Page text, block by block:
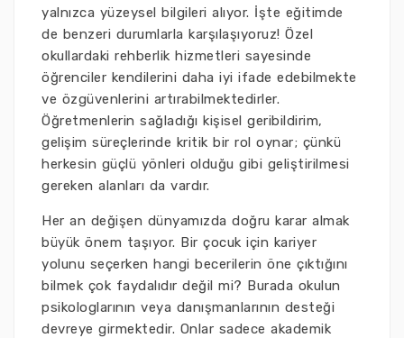
yalnızca yüzeysel bilgileri alıyor. İşte eğitimde
de benzeri durumlarla karşılaşıyoruz! Özel
okullardaki rehberlik hizmetleri sayesinde
öğrenciler kendilerini daha iyi ifade edebilmekte
ve özgüvenlerini artırabilmektedirler.
Öğretmenlerin sağladığı kişisel geribildirim,
gelişim süreçlerinde kritik bir rol oynar; çünkü
herkesin güçlü yönleri olduğu gibi geliştirilmesi
gereken alanları da vardır.
Her an değişen dünyamızda doğru karar almak
büyük önem taşıyor. Bir çocuk için kariyer
yolunu seçerken hangi becerilerin öne çıktığını
bilmek çok faydalıdır değil mi? Burada okulun
psikologlarının veya danışmanlarının desteği
devreye girmektedir. Onlar sadece akademik